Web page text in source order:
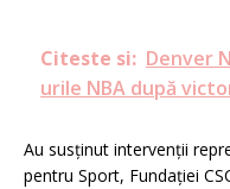
Citeste si: Denver
urile NBA după
Au susținut intervenții
pentru Sport, Fundației